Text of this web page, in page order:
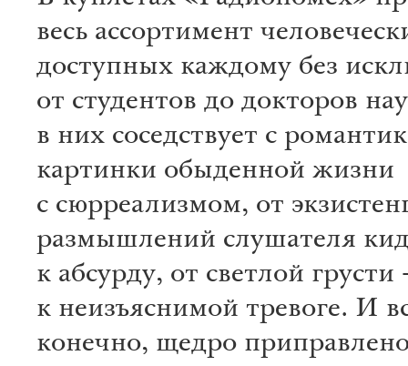
весь ассортимент
доступных каждому без
от студентов до докторов
в них соседствует с
картинки обыденной жизни
с сюрреализмом, от
размышлений слушателя
к абсурду, от светлой грусти
к неизъяснимой тревоге. И
конечно, щедро